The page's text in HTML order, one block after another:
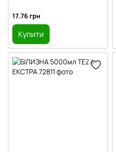
17.76 грн
Купити